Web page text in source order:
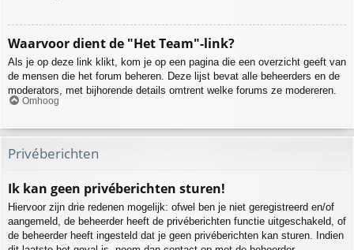
Waarvoor dient de "Het Team"-link?
Als je op deze link klikt, kom je op een pagina die een overzicht geeft van
de mensen die het forum beheren. Deze lijst bevat alle beheerders en de
moderators, met bijhorende details omtrent welke forums ze modereren.
Omhoog
Privéberichten
Ik kan geen privéberichten sturen!
Hiervoor zijn drie redenen mogelijk: ofwel ben je niet geregistreerd en/of
aangemeld, de beheerder heeft de privéberichten functie uitgeschakeld, of
de beheerder heeft ingesteld dat je geen privéberichten kan sturen. Indien